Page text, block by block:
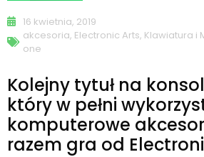
16 kwietnia, 2019
akcesoria, Electronic Arts, Klawiatura i
one
Kolejny tytuł na
który w pełni
komputerowe
razem gra od